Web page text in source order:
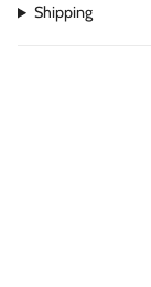
Shipping